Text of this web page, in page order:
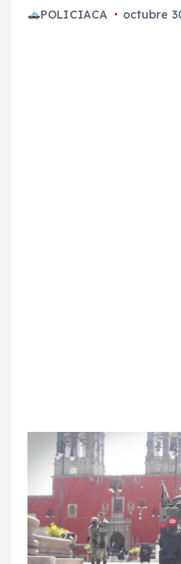
POLICIACA octubre